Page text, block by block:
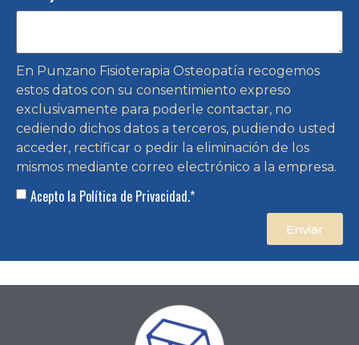
En Punzano Fisioterapia Osteopatía recogemos
estos datos con su consentimiento expreso
exclusivamente para poderle contactar, no
cediendo dichos datos a terceros, pudiendo usted
acceder, rectificar o pedir la eliminación de los
mismos mediante correo electrónico a la empresa.
Acepto la Política de Privacidad.*
Enviar